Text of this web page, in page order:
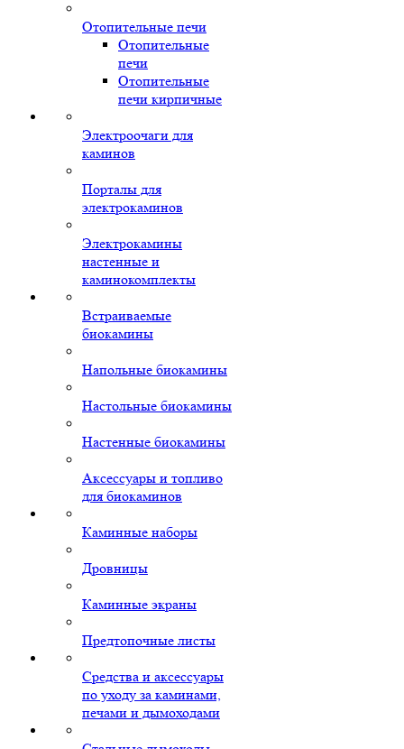
Отопительные печи
Отопительные
печи
Отопительные
печи кирпичные
Электроочаги для
каминов
Порталы для
электрокаминов
Электрокамины
настенные и
каминокомплекты
Встраиваемые
биокамины
Напольные биокамины
Настольные биокамины
Настенные биокамины
Аксессуары и топливо
для биокаминов
Каминные наборы
Дровницы
Каминные экраны
Предтопочные листы
Средства и аксессуары
по уходу за каминами,
печами и дымоходами